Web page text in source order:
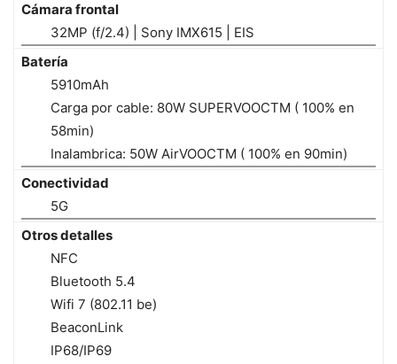
Cámara frontal
32MP (f/2.4) | Sony IMX615 | EIS
Batería
5910mAh
Carga por cable: 80W SUPERVOOCTM ( 100% en
58min)
Inalambrica: 50W AirVOOCTM ( 100% en 90min)
Conectividad
5G
Otros detalles
NFC
Bluetooth 5.4
Wifi 7 (802.11 be)
BeaconLink
IP68/IP69